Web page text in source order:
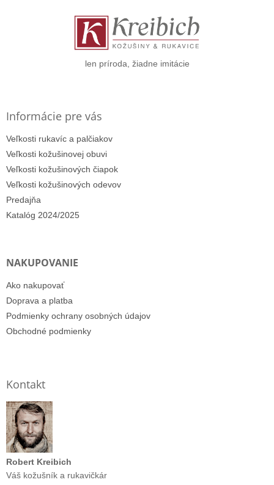
len príroda, žiadne imitácie
Informácie pre vás
Veľkosti rukavíc a palčiakov
Veľkosti kožušinovej obuvi
Veľkosti kožušinových čiapok
Veľkosti kožušinových odevov
Predajňa
Katalóg 2024/2025
NAKUPOVANIE
Ako nakupovať
Doprava a platba
Podmienky ochrany osobných údajov
Obchodné podmienky
Kontakt
Robert Kreibich
Váš kožušník a rukavičkár